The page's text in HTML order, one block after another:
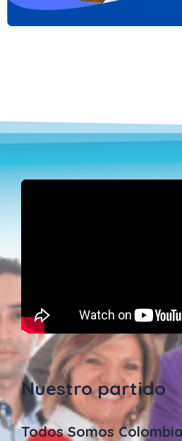
Nuestro partido
Todos Somos